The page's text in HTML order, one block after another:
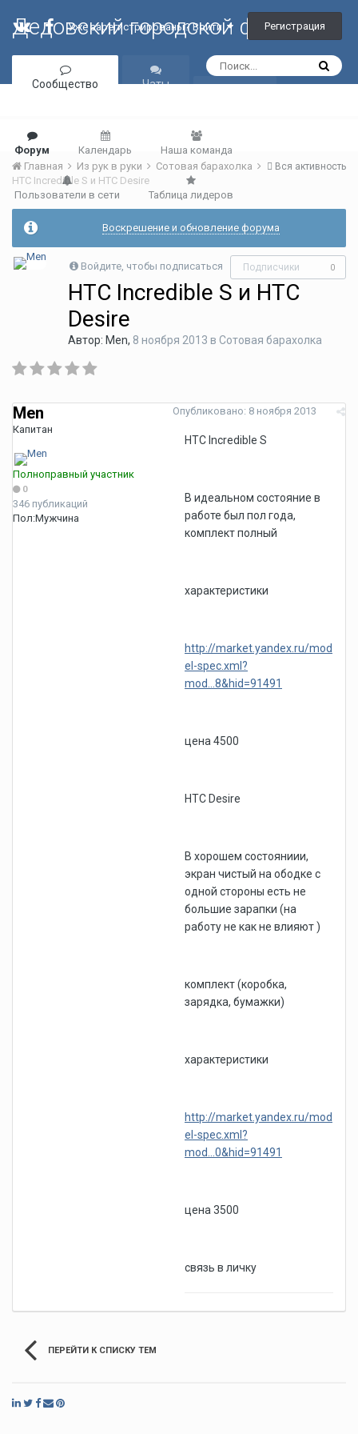
Дедовский городской форум
Уже зарегистрированы? Войти Регистрация
Сообщество
Форум Календарь Наша команда
Пользователи в сети Таблица лидеров
Чаты
Вся активность
Главная Из рук в руки
Сотовая барахолка
HTC Incredible S и HTC Desire
Воскрешение и обновление форума
Войдите, чтобы подписаться Подписчики 0
HTC Incredible S и HTC
Desire
Автор: Men, 8 ноября 2013 в Сотовая барахолка
Men
Капитан
Полноправный участник
0
346 публикаций
Пол:Мужчина
Опубликовано: 8 ноября 2013
HTC Incredible S
В идеальном состояние в
работе был пол года,
комплект полный
характеристики
http://market.yandex.ru/mod
el-spec.xml?
mod...8&hid=91491
цена 4500
HTC Desire
В хорошем состояниии,
экран чистый на ободке с
одной стороны есть не
большие зарапки (на
работу не как не влияют )
комплект (коробка,
зарядка, бумажки)
характеристики
http://market.yandex.ru/mod
el-spec.xml?
mod...0&hid=91491
цена 3500
связь в личку
ПЕРЕЙТИ К СПИСКУ ТЕМ